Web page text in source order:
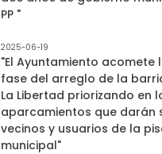
PP "
2025-06-19
"El Ayuntamiento acomete
fase del arreglo de la
La Libertad priorizando en
aparcamientos que darán
vecinos y usuarios de la
municipal"